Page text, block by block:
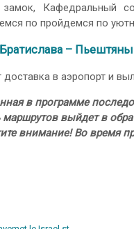
замок, Кафедральный
по пройдемся по
–
в аэропорт и
в программе
маршрутов выйдет в
внимание! Во время